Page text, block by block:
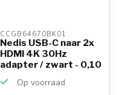
CCGB64670BK01
Nedis USB-C naar 2x
HDMI 4K 30Hz
adapter / zwart - 0,10
Op voorraad